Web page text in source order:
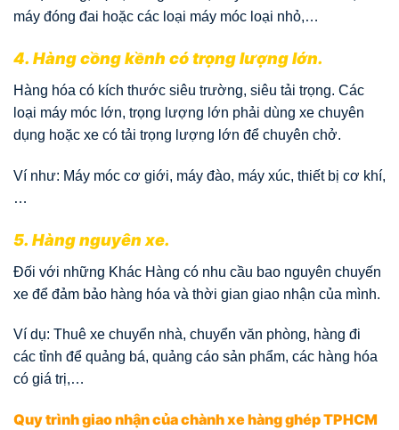
máy đóng đai hoặc các loại máy móc loại nhỏ,…
4. Hàng cồng kềnh có trọng lượng lớn.
Hàng hóa có kích thước siêu trường, siêu tải trọng. Các
loại máy móc lớn, trọng lượng lớn phải dùng xe chuyên
dụng hoặc xe có tải trọng lượng lớn để chuyên chở.
Ví như: Máy móc cơ giới, máy đào, máy xúc, thiết bị cơ khí,
…
5. Hàng nguyên xe.
Đối với những Khác Hàng có nhu cầu bao nguyên chuyến
xe để đảm bảo hàng hóa và thời gian giao nhận của mình.
Ví dụ: Thuê xe chuyển nhà, chuyển văn phòng, hàng đi
các tỉnh để quảng bá, quảng cáo sản phẩm, các hàng hóa
có giá trị,…
Quy trình giao nhận của chành xe hàng ghép TPHCM